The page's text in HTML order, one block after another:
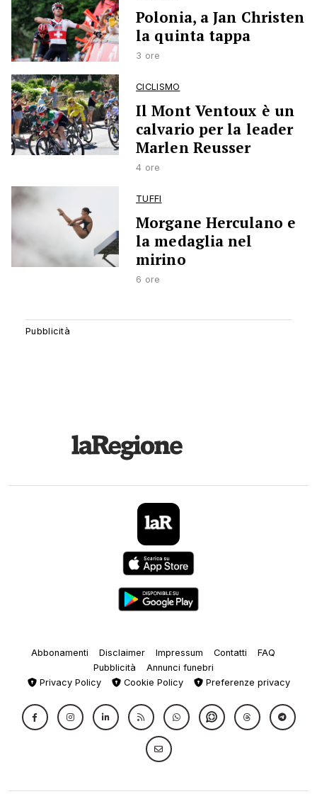
Polonia, a Jan Christen
la quinta tappa
3 ore
CICLISMO
Il Mont Ventoux è un
calvario per la leader
Marlen Reusser
4 ore
TUFFI
Morgane Herculano e
la medaglia nel
mirino
6 ore
Abbonamenti Disclaimer Impressum Contatti
FAQ
Pubblicità
Annunci funebri
Privacy Policy
Cookie Policy Preferenze privacy